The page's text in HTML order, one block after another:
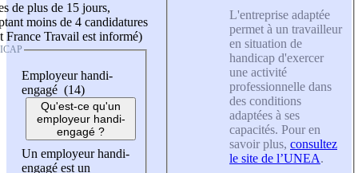
de plus de 15 jours,
moins de 4 candidatures
France Travail est informé)
Employeur handi-
engagé (14)
Qu'est-ce qu'un
employeur handi-
engagé ?
Un employeur handi-
engagé est un
L'entreprise adaptée
permet à un travailleur
en situation de
handicap d'exercer
une activité
professionnelle dans
des conditions
adaptées à ses
capacités. Pour en
savoir plus, consultez
le site de l’UNEA.